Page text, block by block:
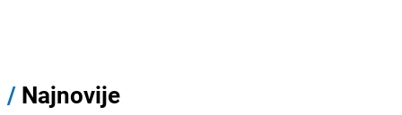
/ Najnovije